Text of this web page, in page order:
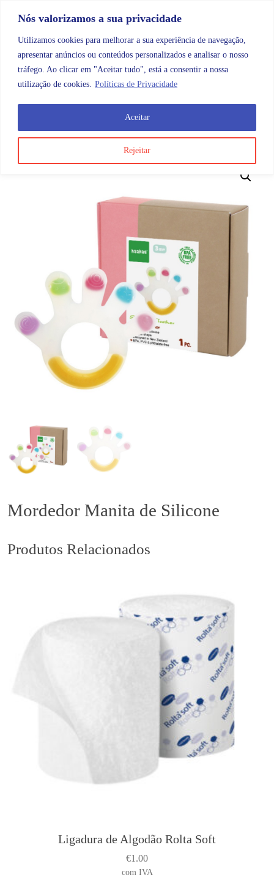
Nós valorizamos a sua privacidade
Utilizamos cookies para melhorar a sua experiência de navegação,
apresentar anúncios ou conteúdos personalizados e analisar o nosso
tráfego. Ao clicar em "Aceitar tudo", está a consentir a nossa
utilização de cookies. Políticas de Privacidade
Rejeitar
Aceitar
Categorias
Mordedor Manita de Silicone
Produtos Relacionados
Ligadura de Algodão Rolta Soft
€1.00
com IVA